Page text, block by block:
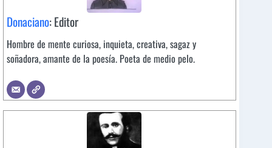
Donaciano: Editor
Hombre de mente curiosa, inquieta, creativa, sagaz y
soñadora, amante de la poesía. Poeta de medio pelo.